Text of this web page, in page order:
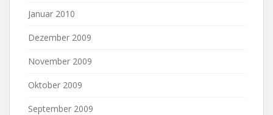
Januar 2010
Dezember 2009
November 2009
Oktober 2009
September 2009